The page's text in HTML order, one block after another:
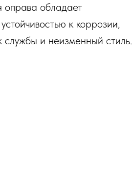
обладает
к коррозии,
службы и неизменный стиль.